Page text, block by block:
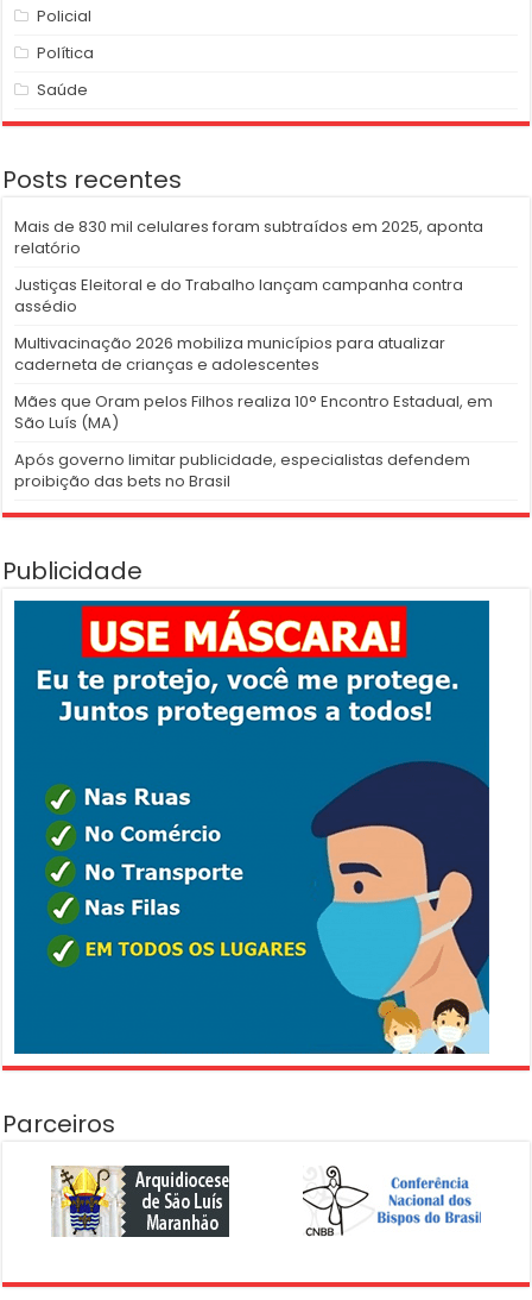
Policial
Política
Saúde
Posts recentes
Mais de 830 mil celulares foram subtraídos em 2025, aponta
relatório
Justiças Eleitoral e do Trabalho lançam campanha contra
assédio
Multivacinação 2026 mobiliza municípios para atualizar
caderneta de crianças e adolescentes
Mães que Oram pelos Filhos realiza 10° Encontro Estadual, em
São Luís (MA)
Após governo limitar publicidade, especialistas defendem
proibição das bets no Brasil
Publicidade
Parceiros